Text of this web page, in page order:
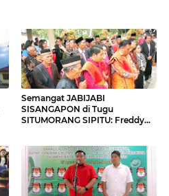
Semangat JABIJABI
SISANGAPON di Tugu
SITUMORANG SIPITU: Freddy